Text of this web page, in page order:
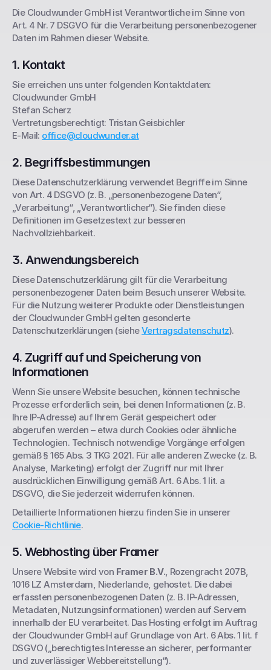
Die Cloudwunder GmbH ist Verantwortliche im Sinne von
Art. 4 Nr. 7 DSGVO für die Verarbeitung personenbezogener
Daten im Rahmen dieser Website.
1. Kontakt
Sie erreichen uns unter folgenden Kontaktdaten:
Cloudwunder GmbH
Stefan Scherz
Vertretungsberechtigt: Tristan Geisbichler
E-Mail: office@cloudwunder.at
2. Begriffsbestimmungen
Diese Datenschutzerklärung verwendet Begriffe im Sinne
von Art. 4 DSGVO (z. B. „personenbezogene Daten“,
„Verarbeitung“, „Verantwortlicher“). Sie finden diese
Definitionen im Gesetzestext zur besseren
Nachvollziehbarkeit.
3. Anwendungsbereich
Diese Datenschutzerklärung gilt für die Verarbeitung
personenbezogener Daten beim Besuch unserer Website.
Für die Nutzung weiterer Produkte oder Dienstleistungen
der Cloudwunder GmbH gelten gesonderte
Datenschutzerklärungen (siehe Vertragsdatenschutz).
4. Zugriff auf und Speicherung von
Informationen
Wenn Sie unsere Website besuchen, können technische
Prozesse erforderlich sein, bei denen Informationen (z. B.
Ihre IP-Adresse) auf Ihrem Gerät gespeichert oder
abgerufen werden – etwa durch Cookies oder ähnliche
Technologien. Technisch notwendige Vorgänge erfolgen
gemäß § 165 Abs. 3 TKG 2021. Für alle anderen Zwecke (z. B.
Analyse, Marketing) erfolgt der Zugriff nur mit Ihrer
ausdrücklichen Einwilligung gemäß Art. 6 Abs. 1 lit. a
DSGVO, die Sie jederzeit widerrufen können.
Detaillierte Informationen hierzu finden Sie in unserer
Cookie-Richtlinie.
5. Webhosting über Framer
Unsere Website wird von Framer B.V., Rozengracht 207B,
1016 LZ Amsterdam, Niederlande, gehostet. Die dabei
erfassten personenbezogenen Daten (z. B. IP-Adressen,
Metadaten, Nutzungsinformationen) werden auf Servern
innerhalb der EU verarbeitet. Das Hosting erfolgt im Auftrag
der Cloudwunder GmbH auf Grundlage von Art. 6 Abs. 1 lit. f
DSGVO („berechtigtes Interesse an sicherer, performanter
und zuverlässiger Webbereitstellung“).